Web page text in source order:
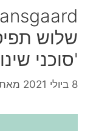
שלוש
'סוכני
8 ביולי 2021